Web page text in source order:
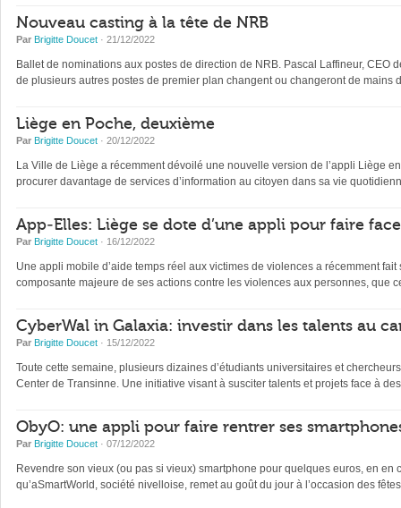
Nouveau casting à la tête de NRB
Par Brigitte Doucet · 21/12/2022
Ballet de nominations aux postes de direction de NRB. Pascal Laffineur,
de plusieurs autres postes de premier plan changent ou changeront de mains
Liège en Poche, deuxième
Par Brigitte Doucet · 20/12/2022
La Ville de Liège a récemment dévoilé une nouvelle version de l’appli Liège
procurer davantage de services d’information au citoyen dans sa vie
App-Elles: Liège se dote d’une appli pour faire
Par Brigitte Doucet · 16/12/2022
Une appli mobile d’aide temps réel aux victimes de violences a récemment
composante majeure de ses actions contre les violences aux personnes, que
CyberWal in Galaxia: investir dans les talents au
Par Brigitte Doucet · 15/12/2022
Toute cette semaine, plusieurs dizaines d’étudiants universitaires et
Center de Transinne. Une initiative visant à susciter talents et projets face à
ObyO: une appli pour faire rentrer ses
Par Brigitte Doucet · 07/12/2022
Revendre son vieux (ou pas si vieux) smartphone pour quelques euros, en
qu’aSmartWorld, société nivelloise, remet au goût du jour à l’occasion des